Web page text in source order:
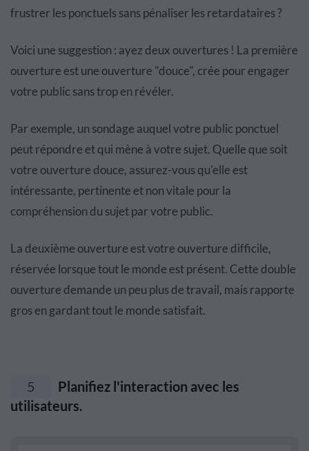
frustrer les ponctuels sans pénaliser les retardataires ?
Voici une suggestion : ayez deux ouvertures ! La première
ouverture est une ouverture "douce", crée pour engager
votre public sans trop en révéler.
Par exemple, un sondage auquel votre public ponctuel
peut répondre et qui mène à votre sujet. Quelle que soit
votre ouverture douce, assurez-vous qu'elle est
intéressante, pertinente et non vitale pour la
compréhension du sujet par votre public.
La deuxième ouverture est votre ouverture difficile,
réservée lorsque tout le monde est présent. Cette double
ouverture demande un peu plus de travail, mais rapporte
gros en gardant tout le monde satisfait.
5
Planifiez l'interaction avec les
utilisateurs.